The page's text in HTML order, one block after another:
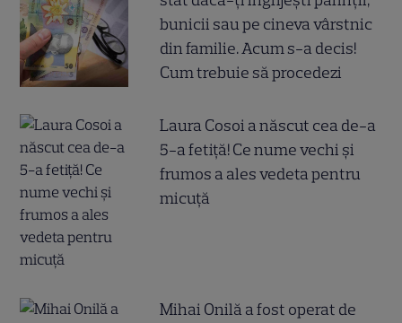
bunicii sau pe cineva vârstnic
din familie. Acum s-a decis!
Cum trebuie să procedezi
Laura Cosoi a născut cea de-a
5-a fetiță! Ce nume vechi și
frumos a ales vedeta pentru
micuță
Mihai Onilă a fost operat de